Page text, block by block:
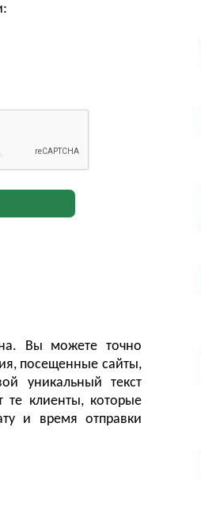
Вы можете точно
посещенные сайты,
уникальный текст
те клиенты, которые
и время отправки